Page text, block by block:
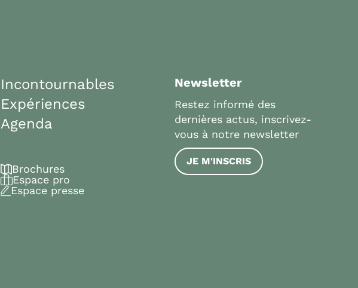
Incontournables
Expériences
Agenda
Brochures
Espace pro
Espace presse
Newsletter
Restez informé des
dernières actus, inscrivez-
vous à notre newsletter
JE M'INSCRIS